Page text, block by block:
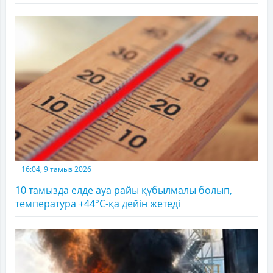
16:04, 9 тамыз 2026
10 тамызда елде ауа райы құбылмалы болып,
температура +44°C-қа дейін жетеді